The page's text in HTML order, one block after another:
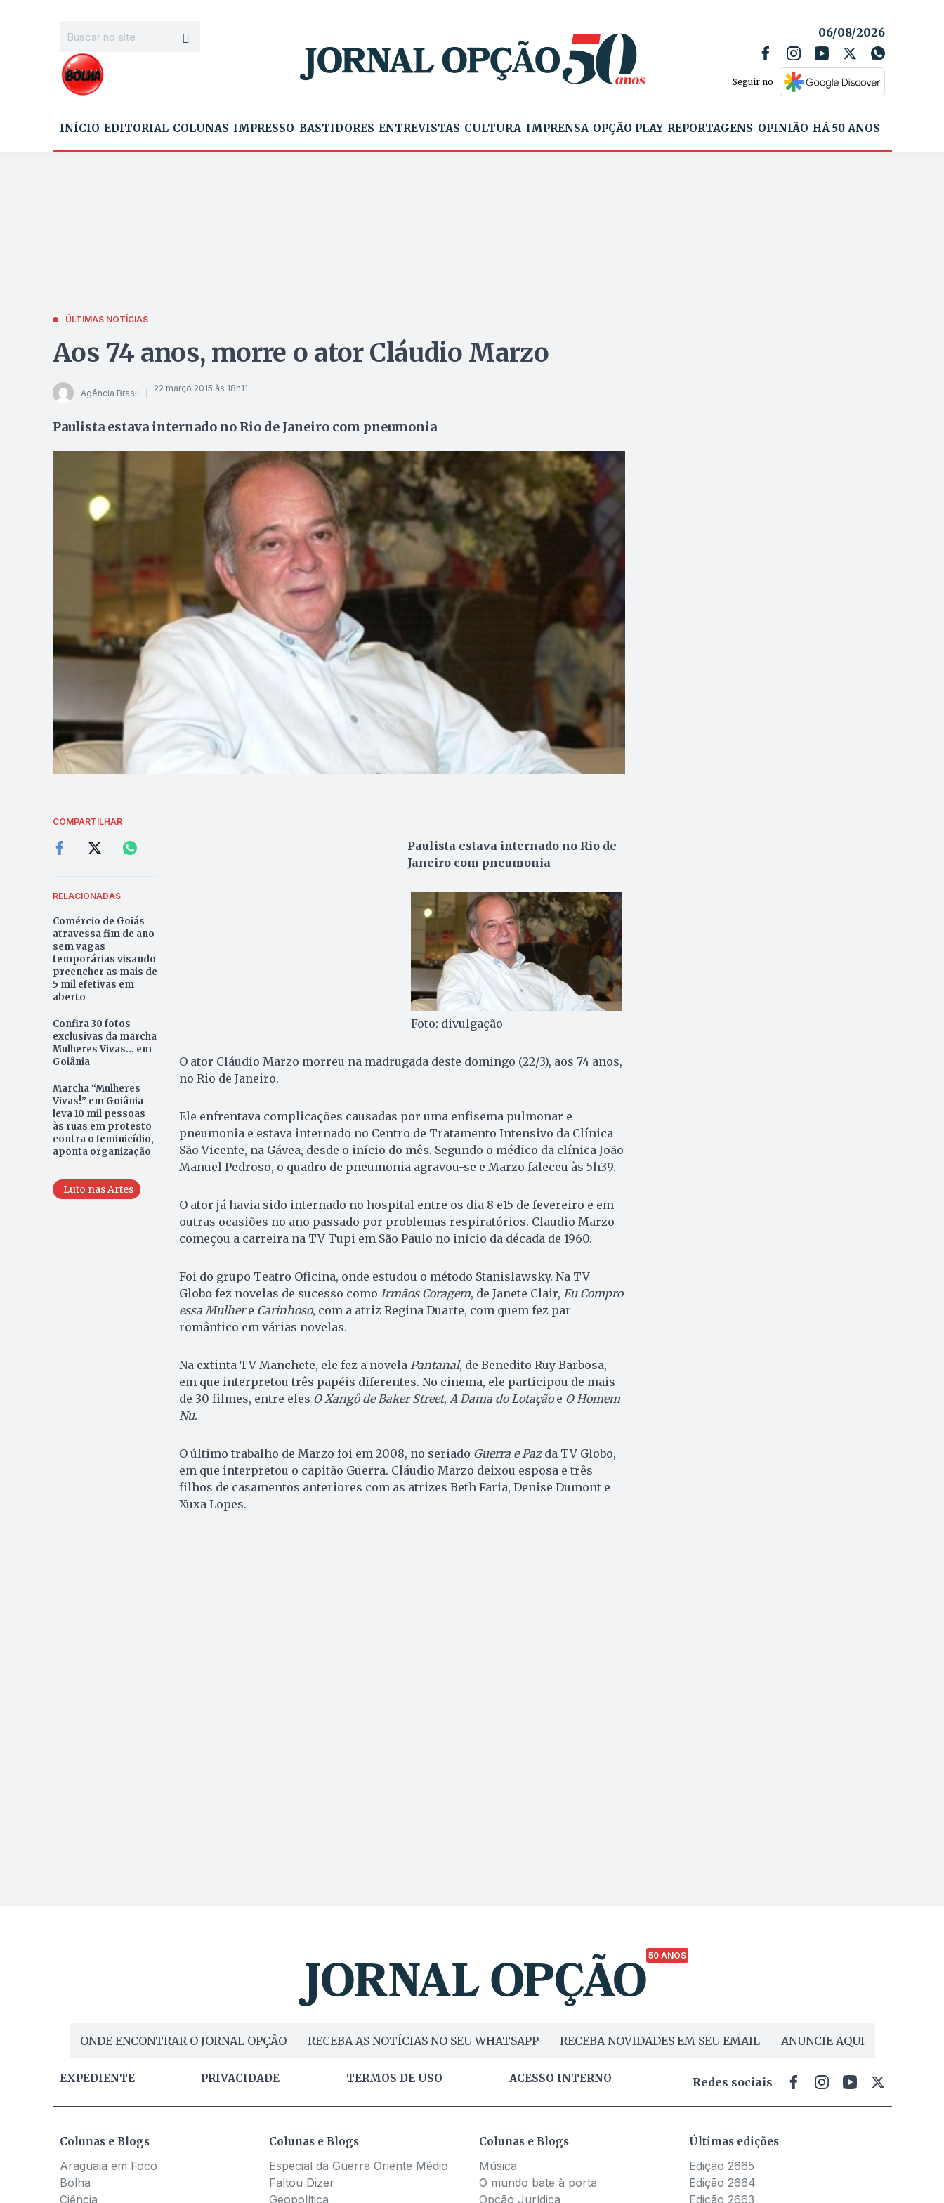
06/08/2026
Seguir no
INÍCIO EDITORIAL COLUNAS IMPRESSO BASTIDORES ENTREVISTAS CULTURA IMPRENSA OPÇÃO PLAY REPORTAGENS OPINIÃO HÁ 50 ANOS
ÚLTIMAS NOTÍCIAS
Aos 74 anos, morre o ator Cláudio Marzo
Agência Brasil 22 março 2015 às 18h11
Paulista estava internado no Rio de Janeiro com pneumonia
COMPARTILHAR
RELACIONADAS
Comércio de Goiás
atravessa fim de ano
sem vagas
temporárias visando
preencher as mais de
5 mil efetivas em
aberto
Confira 30 fotos
exclusivas da marcha
Mulheres Vivas... em
Goiânia
Marcha “Mulheres
Vivas!” em Goiânia
leva 10 mil pessoas
às ruas em protesto
contra o feminicídio,
aponta organização
Luto nas Artes
Paulista estava internado no Rio de
Janeiro com pneumonia
Foto: divulgação
O ator Cláudio Marzo morreu na madrugada deste domingo (22/3), aos 74 anos,
no Rio de Janeiro.
Ele enfrentava complicações causadas por uma enfisema pulmonar e
pneumonia e estava internado no Centro de Tratamento Intensivo da Clínica
São Vicente, na Gávea, desde o início do mês. Segundo o médico da clínica João
Manuel Pedroso, o quadro de pneumonia agravou-se e Marzo faleceu às 5h39.
O ator já havia sido internado no hospital entre os dia 8 e15 de fevereiro e em
outras ocasiões no ano passado por problemas respiratórios. Claudio Marzo
começou a carreira na TV Tupi em São Paulo no início da década de 1960.
Foi do grupo Teatro Oficina, onde estudou o método Stanislawsky. Na TV
Globo fez novelas de sucesso como Irmãos Coragem, de Janete Clair, Eu Compro
essa Mulhere Carinhoso, com a atriz Regina Duarte, com quem fez par
romântico em várias novelas.
Na extinta TV Manchete, ele fez a novela Pantanal, de Benedito Ruy Barbosa,
em que interpretou três papéis diferentes. No cinema, ele participou de mais
de 30 filmes, entre eles O Xangô de Baker Street, A Dama do Lotaçãoe O Homem
Nu.
O último trabalho de Marzo foi em 2008, no seriado Guerra e Paz da TV Globo,
em que interpretou o capitão Guerra. Cláudio Marzo deixou esposa e três
filhos de casamentos anteriores com as atrizes Beth Faria, Denise Dumont e
Xuxa Lopes.
50 ANOS
ONDE ENCONTRAR O JORNAL OPÇÃO RECEBA AS NOTÍCIAS NO SEU WHATSAPP RECEBA NOVIDADES EM SEU EMAIL ANUNCIE AQUI
EXPEDIENTE PRIVACIDADE TERMOS DE USO ACESSO INTERNO Redes sociais
Colunas e Blogs
Araguaia em Foco
Bolha
Ciência
Colunas e Blogs
Especial da Guerra Oriente Médio
Faltou Dizer
Geopolítica
Colunas e Blogs
Música
O mundo bate à porta
Opção Jurídica
Últimas edições
Edição 2665
Edição 2664
Edição 2663